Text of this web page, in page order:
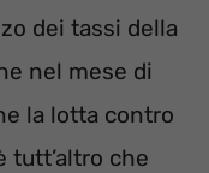
dei tassi della
nel mese di
la lotta contro
tutt’altro che